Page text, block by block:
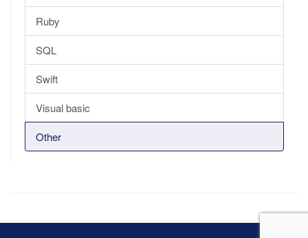
Ruby
SQL
Swift
Visual basic
Other